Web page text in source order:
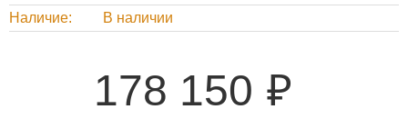
Наличие
В наличии
178 150